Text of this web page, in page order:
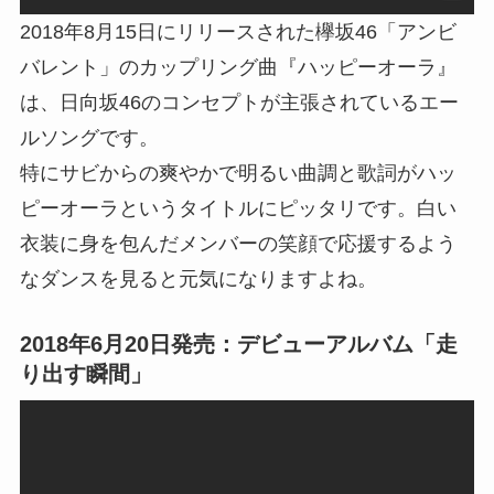
2018年8月15日にリリースされた欅坂46「アンビ
バレント」のカップリング曲『ハッピーオーラ』
は、日向坂46のコンセプトが主張されているエー
ルソングです。
特にサビからの爽やかで明るい曲調と歌詞がハッ
ピーオーラというタイトルにピッタリです。白い
衣装に身を包んだメンバーの笑顔で応援するよう
なダンスを見ると元気になりますよね。
2018年6月20日発売：デビューアルバム「走
り出す瞬間」